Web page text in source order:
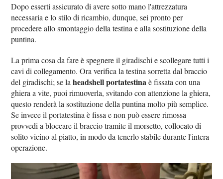
Dopo esserti assicurato di avere sotto mano l'attrezzatura
necessaria e lo stilo di ricambio, dunque, sei pronto per
procedere allo smontaggio della testina e alla sostituzione della
puntina.
La prima cosa da fare è spegnere il giradischi e scollegare tutti i
cavi di collegamento. Ora verifica la testina sorretta dal braccio
del giradischi; se laheadshell portatestinaè fissata con una
ghiera a vite, puoi rimuoverla, svitando con attenzione la ghiera,
questo renderà la sostituzione della puntina molto più semplice.
Se invece il portatestina è fissa e non può essere rimossa
provvedi a bloccare il braccio tramite il morsetto, collocato di
solito vicino al piatto, in modo da tenerlo stabile durante l'intera
operazione.